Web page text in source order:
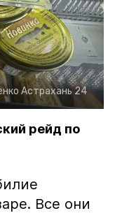
Астрахань 24
рейд по
Все они